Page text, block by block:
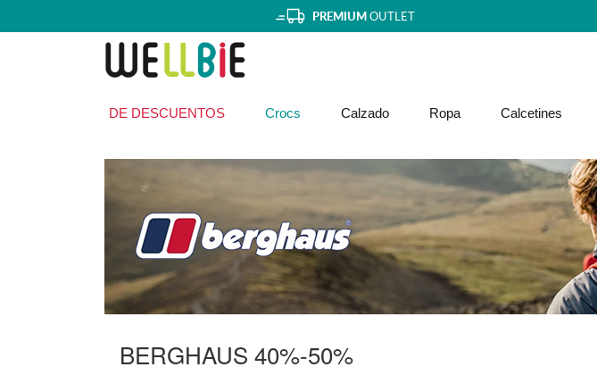
PREMIUMOUTLET
DE DESCUENTOS Crocs Calzado Ropa Calcetines
BERGHAUS 40%-50%